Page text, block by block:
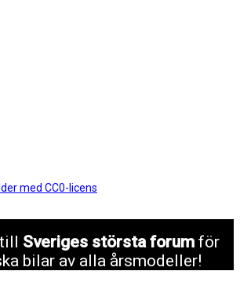
med CC0-licens
Sveriges största forum för
bilar av alla årsmodeller!